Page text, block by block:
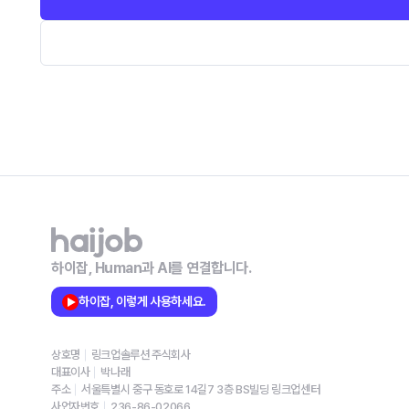
하이잡, Human과 AI를 연결합니다.
하이잡, 이렇게 사용하세요.
상호명
링크업솔루션 주식회사
대표이사
박나래
주소
서울특별시 중구 동호로 14길7 3층 BS빌딩 링크업센터